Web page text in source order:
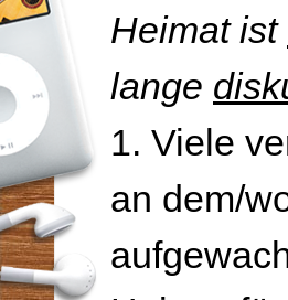
Heimat ist
lange
1. Viele
an dem/